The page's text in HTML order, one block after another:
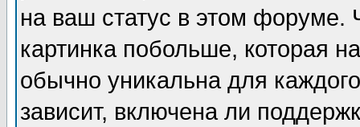
на ваш статус в этом форуме.
картинка побольше, которая
обычно уникальна для
зависит, включена ли